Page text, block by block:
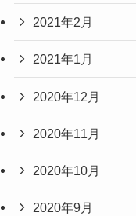
2021年2月
2021年1月
2020年12月
2020年11月
2020年10月
2020年9月